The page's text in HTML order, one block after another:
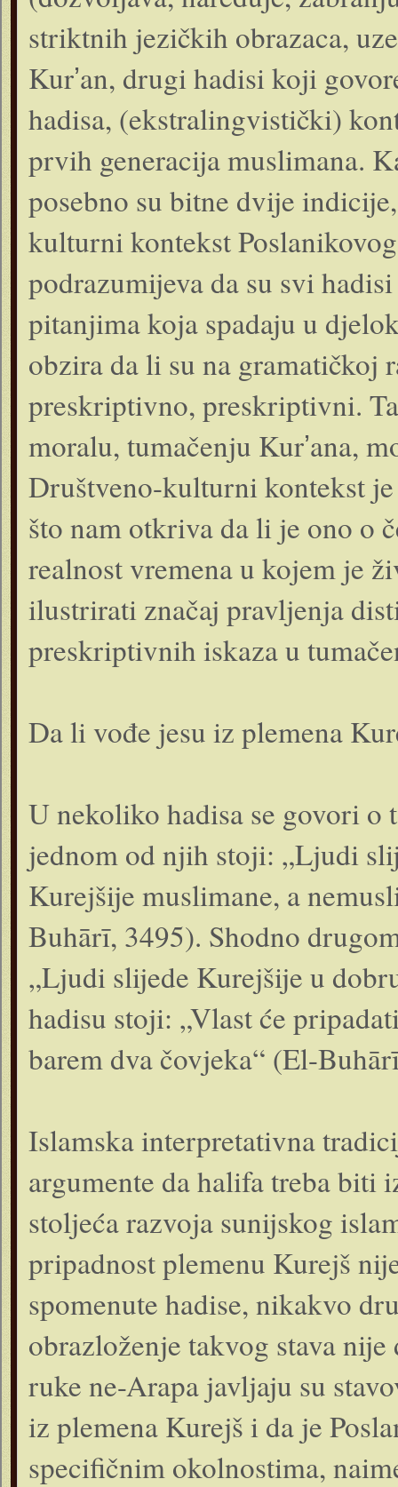
striktnih jezičkih obrazaca,
Kurʼan, drugi hadisi koji
hadisa, (ekstralingvistički)
prvih generacija muslimana.
posebno su bitne dvije
kulturni kontekst
podrazumijeva da su svi
pitanjima koja spadaju u
obzira da li su na
preskriptivno, preskriptivni.
moralu, tumačenju Kurʼana,
Društveno-kulturni kontekst
što nam otkriva da li je ono o
realnost vremena u kojem je
ilustrirati značaj pravljenja
preskriptivnih iskaza u
Da li vođe jesu iz plemena
U nekoliko hadisa se govori o
jednom od njih stoji: „Ljudi
Kurejšije muslimane, a
Buhārī, 3495). Shodno
„Ljudi slijede Kurejšije u
hadisu stoji: „Vlast će
barem dva čovjeka“ (El-
Islamska interpretativna
argumente da halifa treba
stoljeća razvoja sunijskog
pripadnost plemenu Kurejš
spomenute hadise, nikakvo
obrazloženje takvog stava
ruke ne-Arapa javljaju su
iz plemena Kurejš i da je
specifičnim okolnostima,